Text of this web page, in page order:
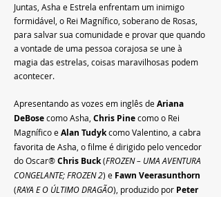
Juntas, Asha e Estrela enfrentam um inimigo
formidável, o Rei Magnífico, soberano de Rosas,
para salvar sua comunidade e provar que quando
a vontade de uma pessoa corajosa se une à
magia das estrelas, coisas maravilhosas podem
acontecer.
Apresentando as vozes em inglês de Ariana
DeBose como Asha, Chris Pine como o Rei
Magnífico e Alan Tudyk como Valentino, a cabra
favorita de Asha, o filme é dirigido pelo vencedor
do Oscar® Chris Buck (FROZEN – UMA AVENTURA
CONGELANTE; FROZEN 2) e Fawn Veerasunthorn
(RAYA E O ÚLTIMO DRAGÃO), produzido por Peter